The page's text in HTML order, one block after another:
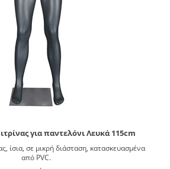
για παντελόνι Λευκά 115cm
ίσια, σε μικρή διάσταση, κατασκευασμένα
από PVC.